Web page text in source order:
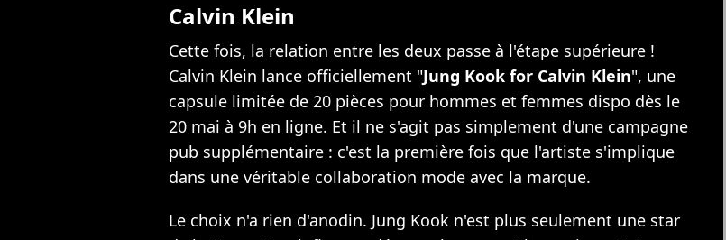
Calvin Klein
Cette fois, la relation entre les deux passe à l'étape supérieure !
Calvin Klein lance officiellement "Jung Kook for Calvin Klein", une
capsule limitée de 20 pièces pour hommes et femmes dispo dès le
20 mai à 9h en ligne. Et il ne s'agit pas simplement d'une campagne
pub supplémentaire : c'est la première fois que l'artiste s'implique
dans une véritable collaboration mode avec la marque.
Le choix n'a rien d'anodin. Jung Kook n'est plus seulement une star